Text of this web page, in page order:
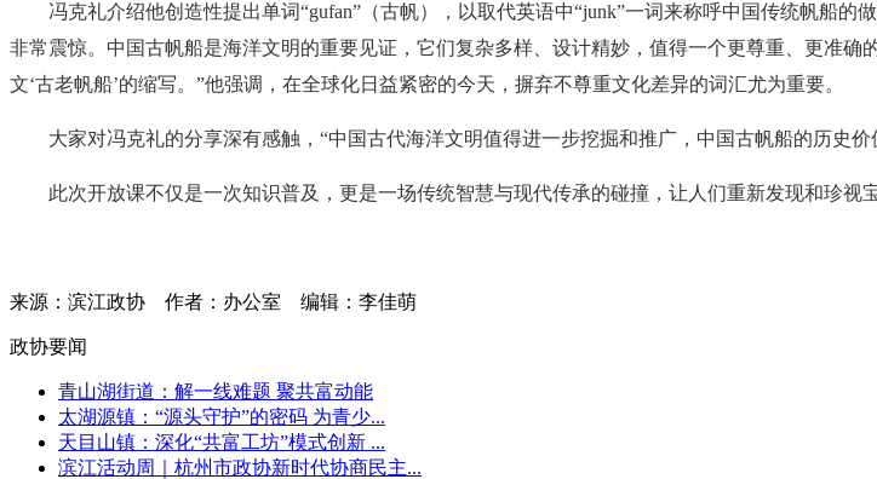
冯克礼介绍他创造性提出单词“gufan”（古帆），以取代英语中“junk”一词来称呼中国传统帆船
非常震惊。中国古帆船是海洋文明的重要见证，它们复杂多样、设计精妙，值得一个更尊重、更准确
文‘古老帆船’的缩写。”他强调，在全球化日益紧密的今天，摒弃不尊重文化差异的词汇尤为重要。
大家对冯克礼的分享深有感触，“中国古代海洋文明值得进一步挖掘和推广，中国古帆船的历史
此次开放课不仅是一次知识普及，更是一场传统智慧与现代传承的碰撞，让人们重新发现和珍视
来源：滨江政协 作者：办公室 编辑：李佳萌
政协要闻
青山湖街道：解一线难题 聚共富动能
太湖源镇：“源头守护”的密码 为青少...
天目山镇：深化“共富工坊”模式创新 ...
滨江活动周｜杭州市政协新时代协商民主...